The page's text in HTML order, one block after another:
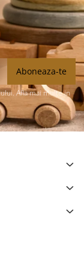
Afla mai multe in